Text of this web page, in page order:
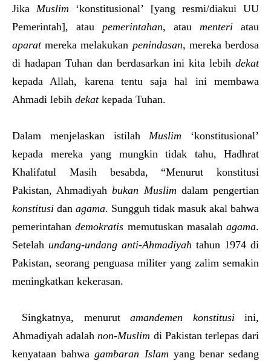
JikaMuslim ‘konstitusional’ [yang resmi/diakui UU
Pemerintah], atau pemerintahan, atau menteri atau
aparatmereka melakukan penindasan, mereka berdosa
di hadapan Tuhan dan berdasarkan ini kita lebih dekat
kepada Allah, karena tentu saja hal ini membawa
Ahmadi lebih dekatkepada Tuhan.
Dalam menjelaskan istilahMuslim ‘konstitusional’
kepada mereka yang mungkin tidak tahu, Hadhrat
Khalifatul Masih besabda, “Menurut konstitusi
Pakistan, Ahmadiyahbukan Muslim dalam pengertian
konstitusi dan agama. Sungguh tidak masuk akal bahwa
pemerintahandemokratis memutuskan masalah agama.
Setelah undang-undang anti-Ahmadiyah tahun 1974 di
Pakistan, seorang penguasa militer yang zalim semakin
meningkatkan kekerasan.
Singkatnya, menurutamandemen konstitusiini,
Ahmadiyah adalahnon-Muslim di Pakistan terlepas dari
kenyataan bahwagambaran Islam yang benar sedang